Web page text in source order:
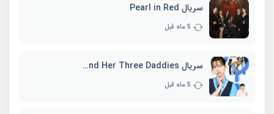
سریال Pearl in Red
5 ماه قبل
سریال Marie and Her Three Daddies
5 ماه قبل